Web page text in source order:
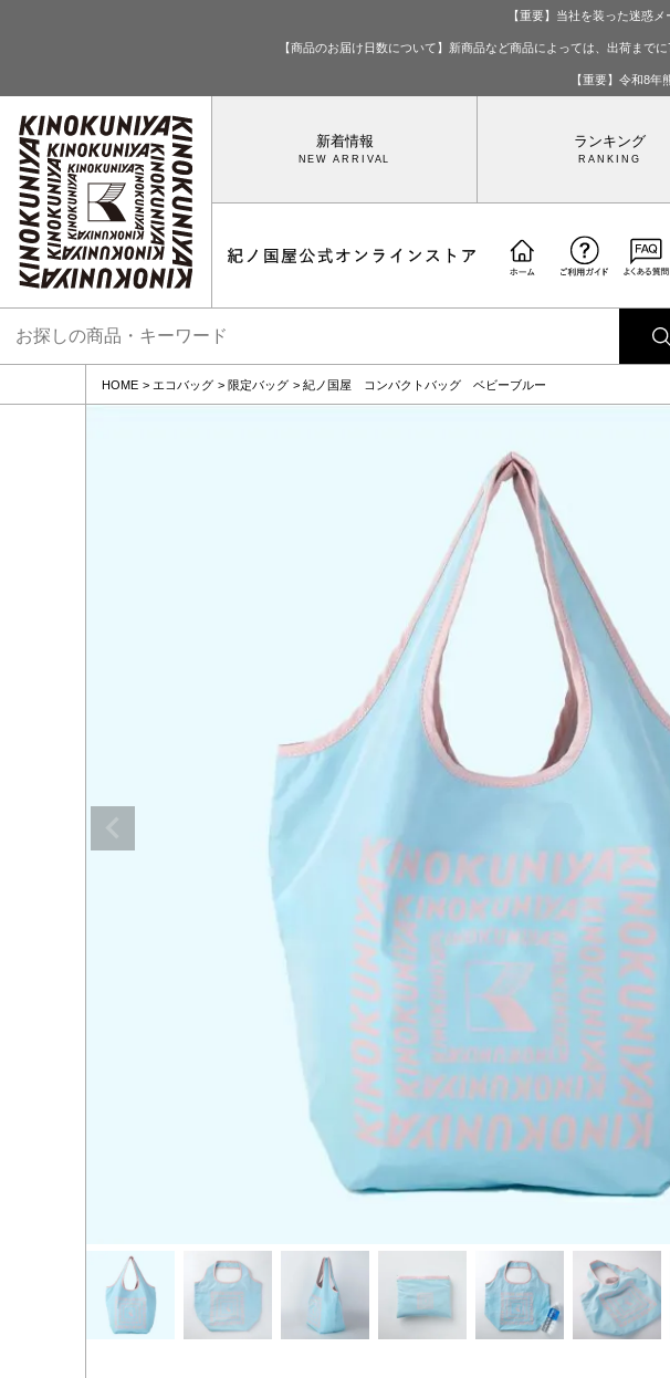
【重要】当社を装った迷惑
【商品のお届け日数について】新商品など商品によっては、出荷まで
【重要】令和8
新着情報 ランキング
HOME エコバッグ 限定バッグ 紀ノ国屋 コンパクトバッグ ベビーブルー